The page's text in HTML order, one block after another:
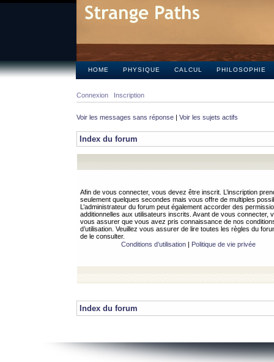
HOME PHYSIQUE CALCUL PHILOSOPHIE
Connexion Inscription
Voir les messages sans réponse | Voir les sujets actifs
Index du forum
Afin de vous connecter, vous devez être inscrit. L’inscription
seulement quelques secondes mais vous offre de multiples
L’administrateur du forum peut également accorder des
additionnelles aux utilisateurs inscrits. Avant de vous connecter,
vous assurer que vous avez pris connaissance de nos
d’utilisation. Veuillez vous assurer de lire toutes les règles du
de le consulter.
Conditions d’utilisation| Politique de vie privée
Index du forum